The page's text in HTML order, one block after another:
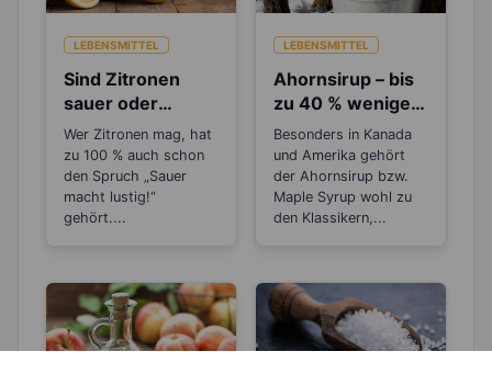
LEBENSMITTEL
Sind Zitronen
sauer oder
basisch?
Wer Zitronen mag, hat
zu 100 % auch schon
den Spruch „Sauer
macht lustig!“
gehört....
LEBENSMITTEL
Ahornsirup – bis
zu 40 % weniger
Kalorien als
Zucker
Besonders in Kanada
und Amerika gehört
der Ahornsirup bzw.
Maple Syrup wohl zu
den Klassikern,...